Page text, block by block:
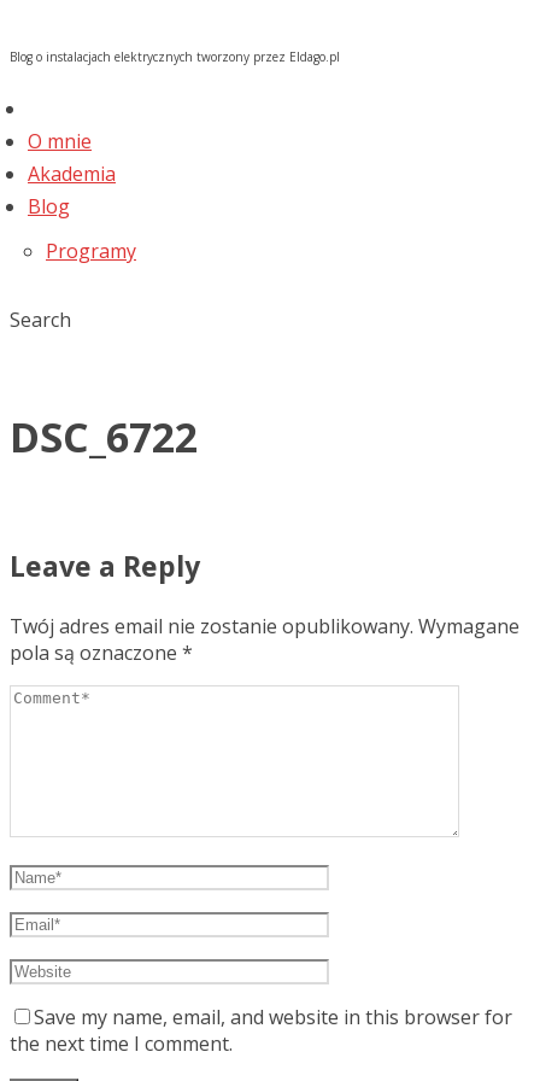
Blog o instalacjach elektrycznych tworzony przez Eldago.pl
O mnie
Akademia
Blog
Programy
Search
DSC_6722
Leave a Reply
Twój adres email nie zostanie opublikowany. Wymagane
pola są oznaczone *
Save my name, email, and website in this browser for
the next time I comment.